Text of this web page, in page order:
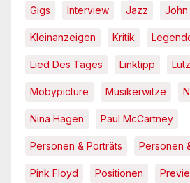
Gigs Interview Jazz John
Kleinanzeigen Kritik
Lied Des Tages Linktipp
Mobypicture Musikerwitze
Nina Hagen Paul McCartney
Personen & Porträts Personen
Pink Floyd Positionen